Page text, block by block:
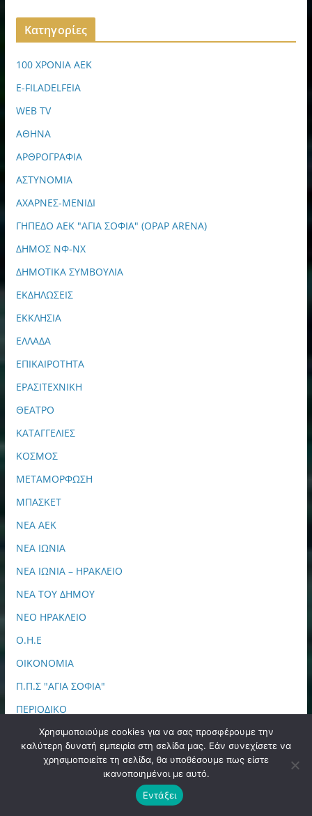
Kατηγορίες
100 ΧΡΟΝΙΑ ΑΕΚ
E-FILADELFEIA
WEB TV
ΑΘΗΝΑ
ΑΡΘΡΟΓΡΑΦΙΑ
ΑΣΤΥΝΟΜΙΑ
ΑΧΑΡΝΕΣ-ΜΕΝΙΔΙ
ΓΗΠΕΔΟ ΑΕΚ "ΑΓΙΑ ΣΟΦΙΑ" (OPAP ARENA)
ΔΗΜΟΣ ΝΦ-ΝΧ
ΔΗΜΟΤΙΚΑ ΣΥΜΒΟΥΛΙΑ
ΕΚΔΗΛΩΣΕΙΣ
ΕΚΚΛΗΣΙΑ
ΕΛΛΑΔΑ
ΕΠΙΚΑΙΡΟΤΗΤΑ
ΕΡΑΣΙΤΕΧΝΙΚΗ
ΘΕΑΤΡΟ
ΚΑΤΑΓΓΕΛΙΕΣ
ΚΟΣΜΟΣ
ΜΕΤΑΜΟΡΦΩΣΗ
ΜΠΑΣΚΕΤ
ΝΕΑ ΑΕΚ
ΝΕΑ ΙΩΝΙΑ
ΝΕΑ ΙΩΝΙΑ – ΗΡΑΚΛΕΙΟ
ΝΕΑ ΤΟΥ ΔΗΜΟΥ
ΝΕΟ ΗΡΑΚΛΕΙΟ
Ο.Η.Ε
ΟΙΚΟΝΟΜΙΑ
Π.Π.Σ "ΑΓΙΑ ΣΟΦΙΑ"
ΠΕΡΙΟΔΙΚΟ
ΠΕΡΙΦΕΡΕΙΑ ΑΤΤΙΚΗΣ
ΠΕΡΙΦΕΡΕΙΑΚΑ
Χρησιμοποιούμε cookies για να σας προσφέρουμε την
καλύτερη δυνατή εμπειρία στη σελίδα μας. Εάν συνεχίσετε να
χρησιμοποιείτε τη σελίδα, θα υποθέσουμε πως είστε
ικανοποιημένοι με αυτό.
Εντάξει